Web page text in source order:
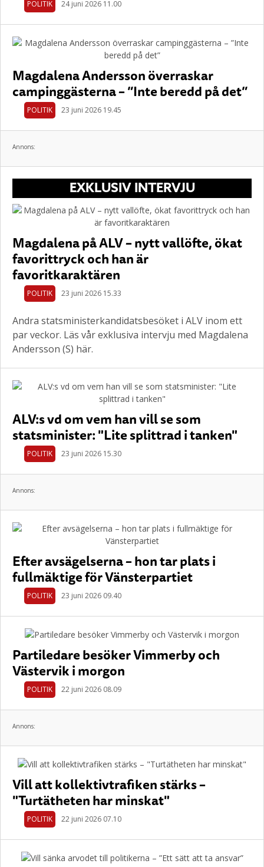
POLITIK 24 juni 2026 11.00
Magdalena Andersson överraskar
campinggästerna – ”Inte beredd på det”
POLITIK 23 juni 2026 19.45
Annons:
EXKLUSIV INTERVJU
Magdalena på ALV – nytt vallöfte, ökat
favorittryck och han är
favoritkaraktären
POLITIK 23 juni 2026 15.33
Andra statsministerkandidatsbesöket i ALV inom ett
par veckor. Läs vår exklusiva intervju med Magdalena
Andersson (S) här.
ALV:s vd om vem han vill se som
statsminister: "Lite splittrad i tanken"
POLITIK 23 juni 2026 15.30
Annons:
Efter avsägelserna – hon tar plats i
fullmäktige för Vänsterpartiet
POLITIK 23 juni 2026 09.40
Partiledare besöker Vimmerby och
Västervik i morgon
POLITIK 22 juni 2026 08.09
Annons:
Vill att kollektivtrafiken stärks –
"Turtätheten har minskat"
POLITIK 22 juni 2026 07.10